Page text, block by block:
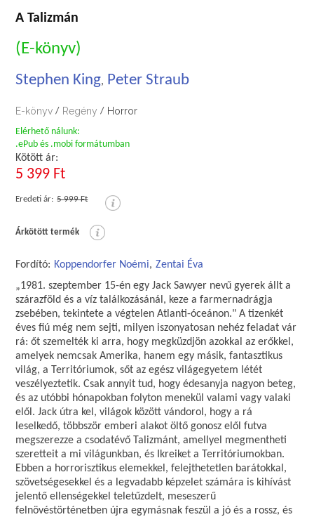
A Talizmán
(E-könyv)
Stephen King, Peter Straub
E-könyv / Regény / Horror
Elérhető nálunk:
.ePub és .mobi formátumban
Kötött ár:
5 399 Ft
Eredeti ár: 5 999 Ft
Árkötött termék
Fordító: Koppendorfer Noémi, Zentai Éva
„1981. szeptember 15-én egy Jack Sawyer nevű gyerek állt a
szárazföld és a víz találkozásánál, keze a farmernadrágja
zsebében, tekintete a végtelen Atlanti-óceánon." A tizenkét
éves fiú még nem sejti, milyen iszonyatosan nehéz feladat vár
rá: őt szemelték ki arra, hogy megküzdjön azokkal az erőkkel,
amelyek nemcsak Amerika, hanem egy másik, fantasztikus
világ, a Territóriumok, sőt az egész világegyetem létét
veszélyeztetik. Csak annyit tud, hogy édesanyja nagyon beteg,
és az utóbbi hónapokban folyton menekül valami vagy valaki
elől. Jack útra kel, világok között vándorol, hogy a rá
leselkedő, többször emberi alakot öltő gonosz elől futva
megszerezze a csodatévő Talizmánt, amellyel megmentheti
szeretteit a mi világunkban, és Ikreiket a Territóriumokban.
Ebben a horrorisztikus elemekkel, felejthetetlen barátokkal,
szövetségesekkel és a legvadabb képzelet számára is kihívást
jelentő ellenségekkel teletűzdelt, meseszerű
felnövéstörténetben újra egymásnak feszül a jó és a rossz, és